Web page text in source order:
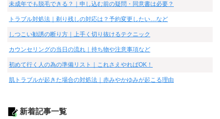
未成年でも脱毛できる？｜申し込む前の疑問・同意書は必要？
トラブル対処法｜剃り残しの対応は？予約変更したい…など
しつこい勧誘の断り方｜上手く切り抜けるテクニック
カウンセリングの当日の流れ｜持ち物や注意事項など
初めて行く人の為の準備リスト｜これさえやればOK！
肌トラブルが起きた場合の対処法｜赤みやかゆみが起こる理由
新着記事一覧